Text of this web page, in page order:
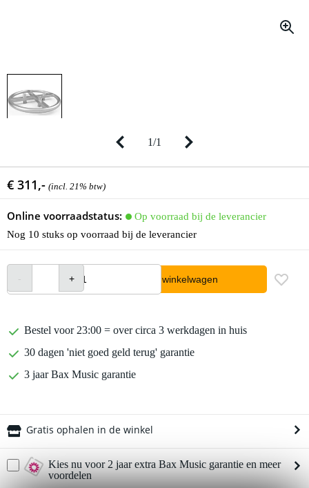
1/1
€ 311,- (incl. 21% btw)
Online voorraadstatus:
Op voorraad bij de leverancier
Nog 10 stuks op voorraad bij de leverancier
In winkelwagen
Bestel voor 23:00 = over circa 3 werkdagen in huis
30 dagen 'niet goed geld terug' garantie
3 jaar Bax Music garantie
Gratis ophalen in de winkel
Kies nu voor 2 jaar extra Bax Music garantie en meer
voordelen